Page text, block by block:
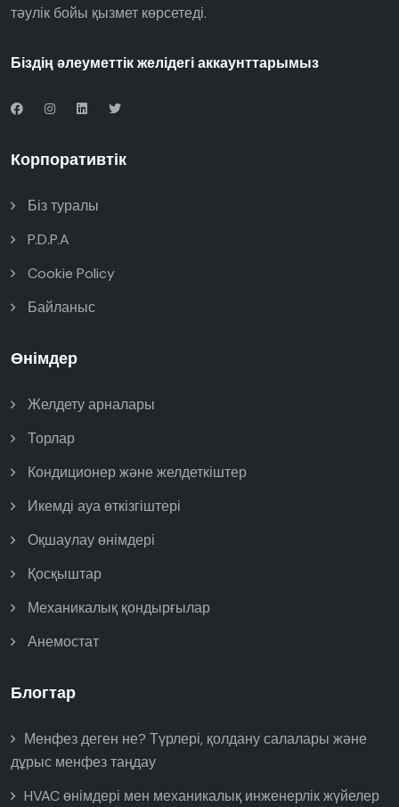
тәулік бойы қызмет көрсетеді.
Біздің әлеуметтік желідегі аккаунттарымыз
Корпоративтік
Біз туралы
P.D.P.A
Cookie Policy
Байланыс
Өнімдер
Желдету арналары
Торлар
Кондиционер және желдеткіштер
Икемді ауа өткізгіштері
Оқшаулау өнімдері
Қосқыштар
Механикалық қондырғылар
Анемостат
Блогтар
Менфез деген не? Түрлері, қолдану салалары және
дұрыс менфез таңдау
HVAC өнімдері мен механикалық инженерлік жүйелер